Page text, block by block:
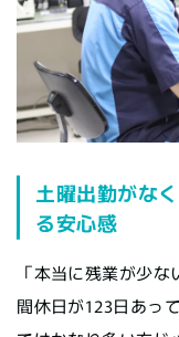
土曜出勤がな
る安心感
「本当に残業が少
間休日が123日あっ